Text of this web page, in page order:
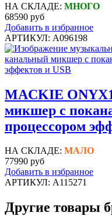
НА СКЛАДЕ: МНОГО
68590 руб
Добавить в избранное
АРТИКУЛ: A096198
MACKIE
микшер с
процессором
НА СКЛАДЕ: МАЛО
77990 руб
Добавить в избранное
АРТИКУЛ: A115271
Другие товары